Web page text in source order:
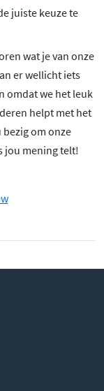
juiste keuze te
wat je van onze
er wellicht iets
omdat we het leuk
helpt met het
bezig om onze
jou mening telt!